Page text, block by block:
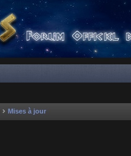
Mises à jour